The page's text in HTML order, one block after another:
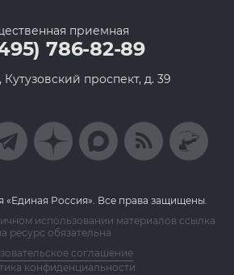
приемная
786-82-89
Кутузовский проспект, д. 39
«Единая Россия». Все права защищены.
использовании материалов ссылка
ресурс обязательна
соглашение
конфиденциальности